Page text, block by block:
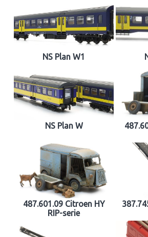
NS Plan W1
NS Plan W
487.601.09 Citroen HY
RIP-serie